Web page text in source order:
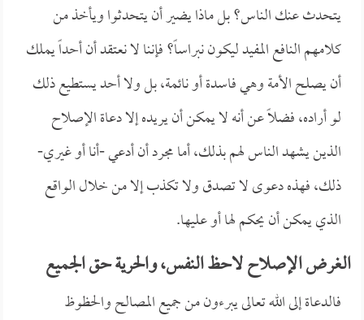
يتحدث عنك الناس؟ بل ماذا يضير أن يتحدثوا ويأخذ من
كلامهم النافع المفيد ليكون نبراساً؟ فإننا لا نعتقد أن أحداً يملك
أن يصلح الأمة وهي فاسدة أو نائمة، بل ولا أحد يستطيع ذلك
لو أراده، فضلاً عن أنه لا يمكن أن يريده إلا دعاة الإصلاح
الذين يشهد الناس لهم بذلك، أما مجرد أن أدعي -أنا أو غيري-
ذلك، فهذه دعوى لا تصدق ولا تكذب إلا من خلال الواقع
الذي يمكن أن يحكم لها أو عليها.
الغرض الإصلاح لاحظ النفس، والحرية حق الجميع
فالدعاة إلى الله تعالى يبرءون من جميع المصالح والحظوظ